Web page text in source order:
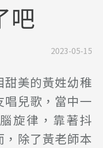
吧
2023-05-15
美的黃姓幼稚
兒歌，當中一
旋律，靠著抖
除了黃老師本